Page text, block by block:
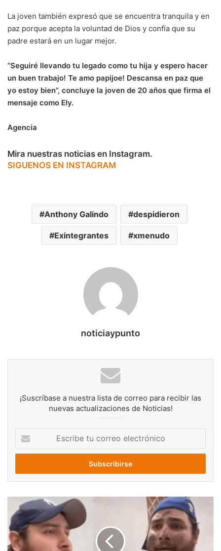
La joven también expresó que se encuentra tranquila y en
paz porque acepta la voluntad de Dios y confía que su
padre estará en un lugar mejor.
“Seguiré llevando tu legado como tu hija y espero hacer
un buen trabajo! Te amo papijoe! Descansa en paz que
yo estoy bien”, concluye la joven de 20 años que firma el
mensaje como Ely.
Agencia
Mira nuestras noticias en Instagram.
SIGUENOS EN INSTAGRAM
Anthony Galindo despidieron
Exintegrantes xmenudo
noticiaypunto
¡Suscríbase a nuestra lista de correo para recibir las
nuevas actualizaciones de Noticias!
correo
Destruyen
TikToker
por
burlarse